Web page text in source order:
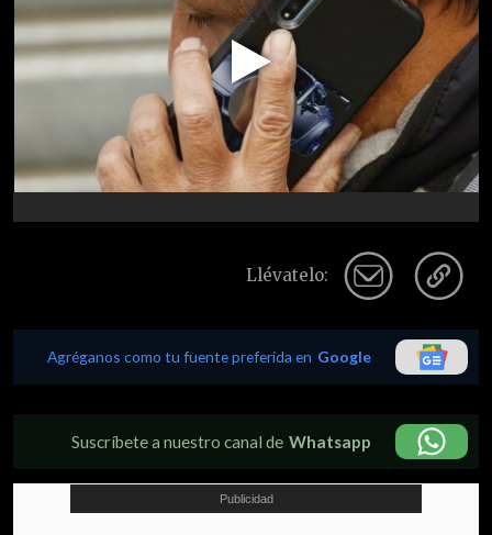
Play
Video
Llévatelo:
Agréganos como tu fuente preferida en Google
Suscríbete a nuestro canal de Whatsapp